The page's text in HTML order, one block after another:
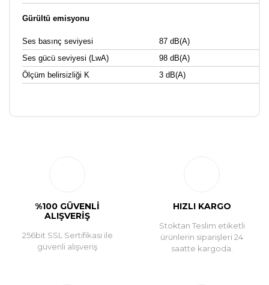
Gürültü emisyonu
Ses basınç seviyesi
87 dB(A)
Ses gücü seviyesi (LwA)
98 dB(A)
Ölçüm belirsizliği K
3 dB(A)
%100 GÜVENLİ
ALIŞVERİŞ
256bit SSL Sertifikası ile
güvenli alışveriş
HIZLI KARGO
Stoktan Teslim etiketli
ürünlerin siparişleri 24
saatte kargoda.